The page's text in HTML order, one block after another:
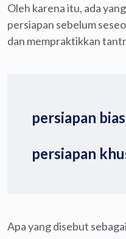
Oleh karena itu, ada
persiapan sebelum
dan mempraktikkan
persiapan
persiapan
Apa yang disebut